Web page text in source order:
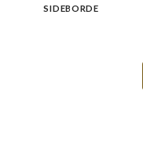
SIDEBORDE